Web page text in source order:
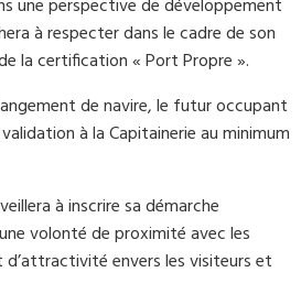
une perspective de développement
à respecter dans le cadre de son
la certification « Port Propre ».
de navire, le futur occupant
à la Capitainerie au minimum
à inscrire sa démarche
volonté de proximité avec les
envers les visiteurs et